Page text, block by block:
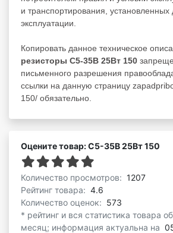
и транспортирования,
эксплуатации.
Копировать данное техническое
резисторы С5-35В 25Вт 150
письменного разрешения
ссылки на данную страницу
150/ обязательно.
Оцените товар: С5-35В 25Вт 150
Количество просмотров: 1207
Рейтинг товара: 4.6
Количество оценок: 573
* рейтинг и вся статистика товара
месяц; информация актуальна на